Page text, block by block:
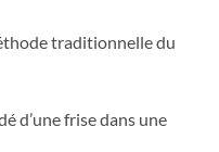
traditionnelle du
d’une frise dans une